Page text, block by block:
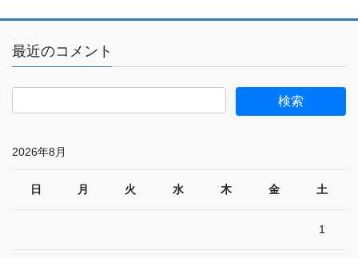
最近のコメント
2026年8月
日 月 火 水 木 金 土
1